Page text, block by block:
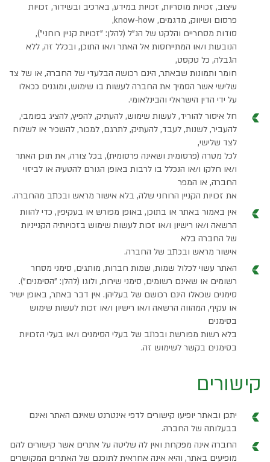
עיצוב, זכויות מוסריות, זכויות במידע, בארכיב ובשידור, זכויות
פרסום ושיווק, מדגמים, know-how,
סודות מסחריים והלקט של הנ"ל (להלן: "זכויות קניין רוחני"),
הנובעות ו/או המתייחסות אל האתר ו/או התוכן, ובכלל זה, ללא
הגבלה, כל טקסט,
חומר ותמונות שבאתר, הינם רכושה הבלעדי של החברה, או של צד
שלישי אשר הסמיך את החברה לעשות בו שימוש, ומוגנים ככאלו
על ידי הדין הישראלי והבינלאומי.
חל איסור להוריד, לעשות שימוש, להעתיק, להפיץ, להציג בפומבי,
להעביר, לשנות, לעבד, להעתיק, לתרגם, למכור, להשכיר או לשלוח
לצד שלישי,
לכל מטרה (פרסומית ושאינה פרסומית), בכל צורה, את תוכן האתר
ו/או חלקו ו/או הנכלל בו לרבות באופן הגורם להטעיה או לביזוי
החברה, או המפר
את זכויות הקניין הרוחני שלה, בלא אישור מראש ובכתב מהחברה.
אין באמור באתר או בתוכן, באופן מפורש או בעקיפין, כדי להוות
הרשאה ו/או רישיון ו/או זכות לעשות שימוש בזכויותיה הקנייניות
של החברה בלא
אישור מראש ובכתב של החברה.
האתר עשוי לכלול שמות, שמות חברות, מותגים, סימני מסחר
רשומים או שאינם רשומים, סימני שירות, ולוגו (להלן: "הסימנים").
סימנים שכאלו הינם רכושם של בעליהן. אין דבר באתר, באופן ישיר
או עקיף, המהווה הרשאה ו/או רישיון ו/או זכות לעשות שימוש
בסימנים
בלא רשות מפורשת ובכתב של בעלי הסימנים ו/או בעלי הזכויות
בסימנים בקשר לשימוש זה.
קישורים
יתכן ובאתר יופיעו קישורים לדפי אינטרנט שאינם האתר ואינם
בבעלותה של החברה.
החברה אינה מפקחת ואין לה שליטה על אתרים אשר קישורים להם
מופיעים באתר, והיא אינה אחראית לתוכנם של האתרים המקושרים